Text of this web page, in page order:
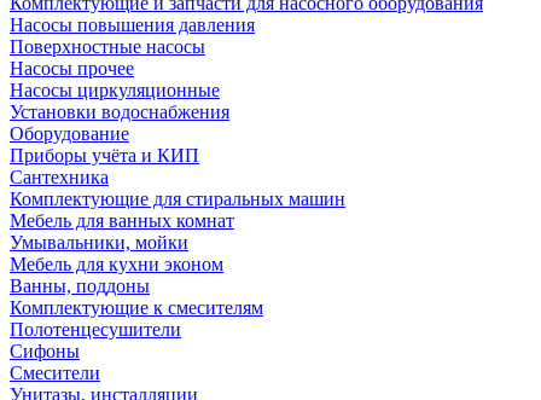
Насосы повышения давления
Поверхностные насосы
Насосы прочее
Насосы циркуляционные
Установки водоснабжения
Оборудование
Приборы учёта и КИП
Сантехника
Комплектующие для стиральных машин
Мебель для ванных комнат
Умывальники, мойки
Мебель для кухни эконом
Ванны, поддоны
Комплектующие к смесителям
Полотенцесушители
Сифоны
Смесители
Унитазы, инсталляции